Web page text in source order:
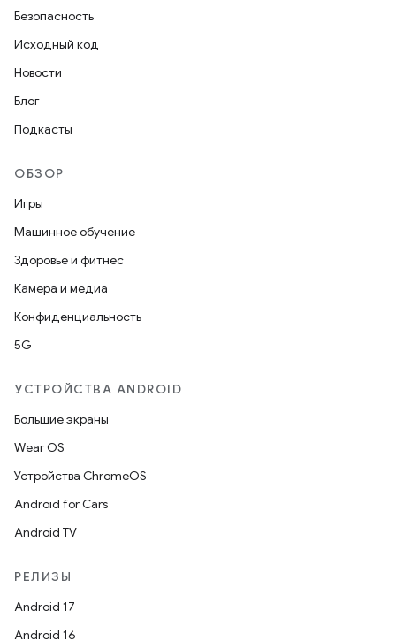
Безопасность
Исходный код
Новости
Блог
Подкасты
ОБЗОР
Игры
Машинное обучение
Здоровье и фитнес
Камера и медиа
Конфиденциальность
5G
УСТРОЙСТВА ANDROID
Большие экраны
Wear OS
Устройства ChromeOS
Android for Cars
Android TV
РЕЛИЗЫ
Android 17
Android 16